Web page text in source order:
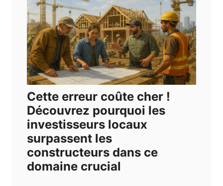
Cette erreur coûte cher !
Découvrez pourquoi les
investisseurs locaux
surpassent les
constructeurs dans ce
domaine crucial